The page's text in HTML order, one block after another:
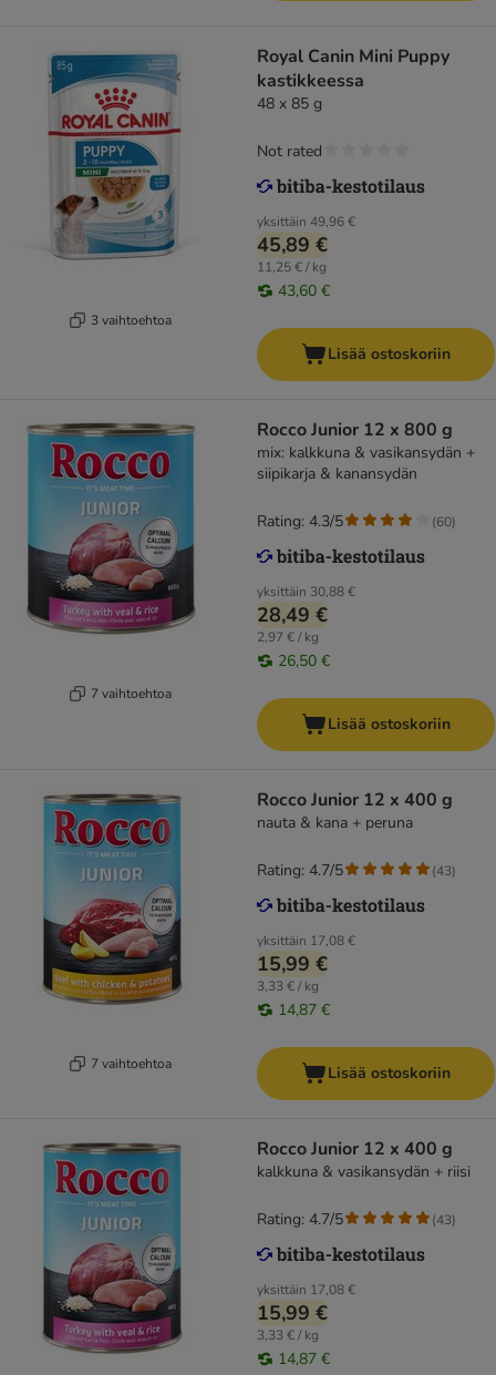
3 vaihtoehtoa
Royal Canin Mini Puppy
kastikkeessa
48 x 85 g
yksittäin 49,96 €
45,89 €
11,25 € / kg
43,60 €
Not rated
Lisää ostoskoriin
7 vaihtoehtoa
Rocco Junior 12 x 800 g
mix: kalkkuna & vasikansydän +
siipikarja & kanansydän
yksittäin 30,88 €
28,49 €
2,97 € / kg
26,50 €
Rating: 4.3/5 (60)
Lisää ostoskoriin
7 vaihtoehtoa
Rocco Junior 12 x 400 g
nauta & kana + peruna
yksittäin 17,08 €
15,99 €
3,33 € / kg
14,87 €
Rating: 4.7/5 (43)
Lisää ostoskoriin
Rocco Junior 12 x 400 g
kalkkuna & vasikansydän + riisi
yksittäin 17,08 €
15,99 €
3,33 € / kg
14,87 €
Rating: 4.7/5 (43)